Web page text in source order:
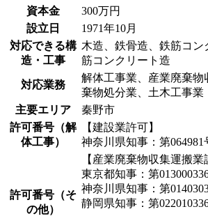
資本金
300万円
設立日
1971年10月
対応できる構
造・工事
木造、鉄骨造、鉄筋コン
筋コンクリート造
対応業務
解体工事業、産業廃棄物
棄物処分業、土木工事業
主要エリア
秦野市
許可番号（解
体工事）
【建設業許可】
神奈川県知事：第064981
許可番号（そ
の他）
【産業廃棄物収集運搬業
東京都知事：第
神奈川県知事：第
静岡県知事：第